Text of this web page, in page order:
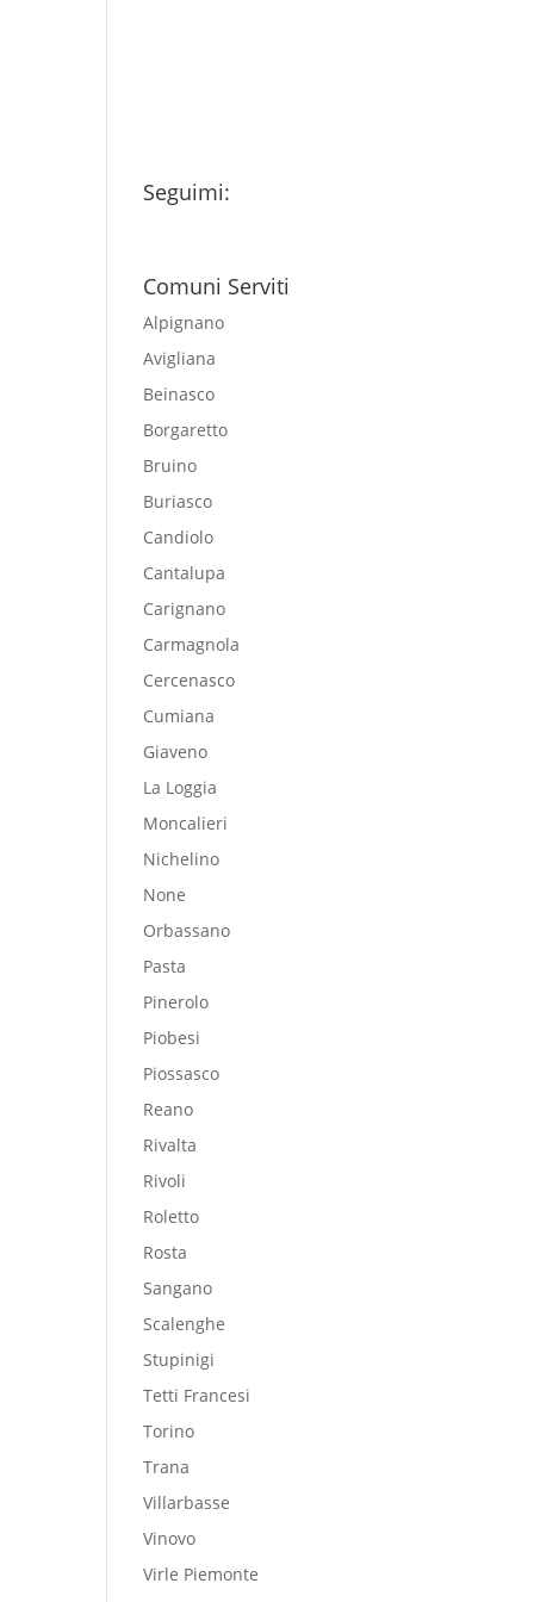
Seguimi:
Comuni Serviti
Alpignano
Avigliana
Beinasco
Borgaretto
Bruino
Buriasco
Candiolo
Cantalupa
Carignano
Carmagnola
Cercenasco
Cumiana
Giaveno
La Loggia
Moncalieri
Nichelino
None
Orbassano
Pasta
Pinerolo
Piobesi
Piossasco
Reano
Rivalta
Rivoli
Roletto
Rosta
Sangano
Scalenghe
Stupinigi
Tetti Francesi
Torino
Trana
Villarbasse
Vinovo
Virle Piemonte